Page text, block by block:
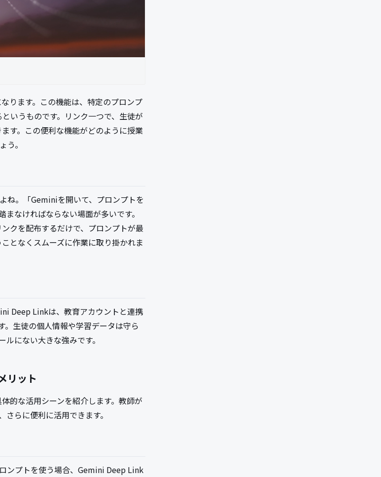
ります。この機能は、特定のプロンプ
いうものです。リンク一つで、生徒が
す。この便利な機能がどのように授業
う。
ね。「Geminiを開いて、プロンプトを
なければならない場面が多いです。
クを配布するだけで、プロンプトが最
となくスムーズに作業に取り掛かれま
Deep Linkは、教育アカウントと連携
。生徒の個人情報や学習データは守ら
にない大きな強みです。
リット
的な活用シーンを紹介します。教師が
らに便利に活用できます。
ンプトを使う場合、Gemini Deep Link